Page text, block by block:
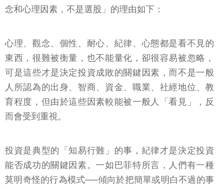
念和心理因素，不是選股」的理由如下：
心理、觀念、個性、耐心、紀律、心態都是看不見的
東西，很難被衡量，也不能量化，卻很容易被忽略，
可是這些才是決定投資成敗的關鍵因素，而不是一般
人所認為的出身、智商、資金、職業、社經地位、教
育程度，但由於這些因素較能被一般人「看見」，反
而會受到重視。
投資是典型的「知易行難」的事，紀律才是決定投資
能否成功的關鍵因素。一如巴菲特所言，人們有一種
莫明奇怪的行為模式──傾向於把簡單或明白不過的事